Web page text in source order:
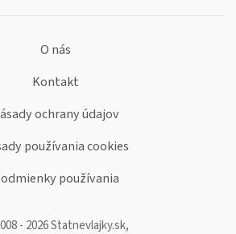
O nás
Kontakt
ochrany údajov
používania cookies
používania
- 2026 Statnevlajky.sk,